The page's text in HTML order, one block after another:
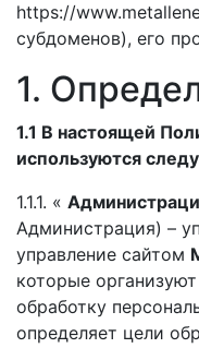
https://
субдоменов), его
1.
1.1 В настоящей
используются
1.1.1. «
Администрация) –
управление сайтом
которые
обработку
определяет цели